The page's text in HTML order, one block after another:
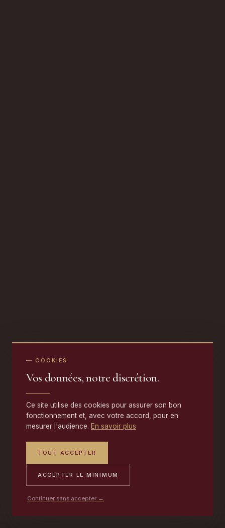
— COOKIES
Vos données, notre discrétion.
Ce site utilise des cookies pour assurer son bon
fonctionnement et, avec votre accord, pour en
mesurer l'audience. En savoir plus
TOUT ACCEPTER
ACCEPTER LE MINIMUM
Continuer sans accepter →